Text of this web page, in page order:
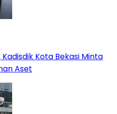
Kota Bekasi Minta
Aset